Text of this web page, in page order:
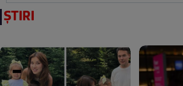
ȘTIRI